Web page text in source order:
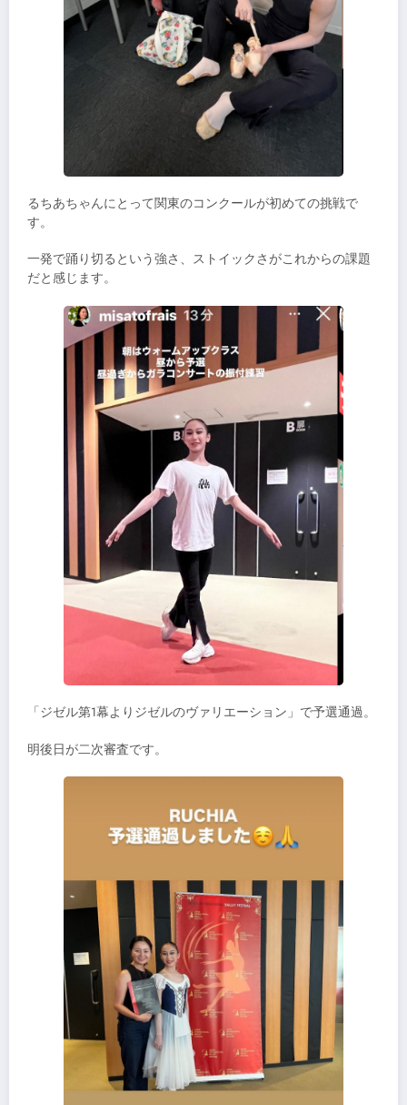
るちあちゃんにとって関東のコンクールが初めての挑戦で
す。
一発で踊り切るという強さ、ストイックさがこれからの課題
だと感じます。
「ジゼル第1幕よりジゼルのヴァリエーション」で予選通過。
明後日が二次審査です。